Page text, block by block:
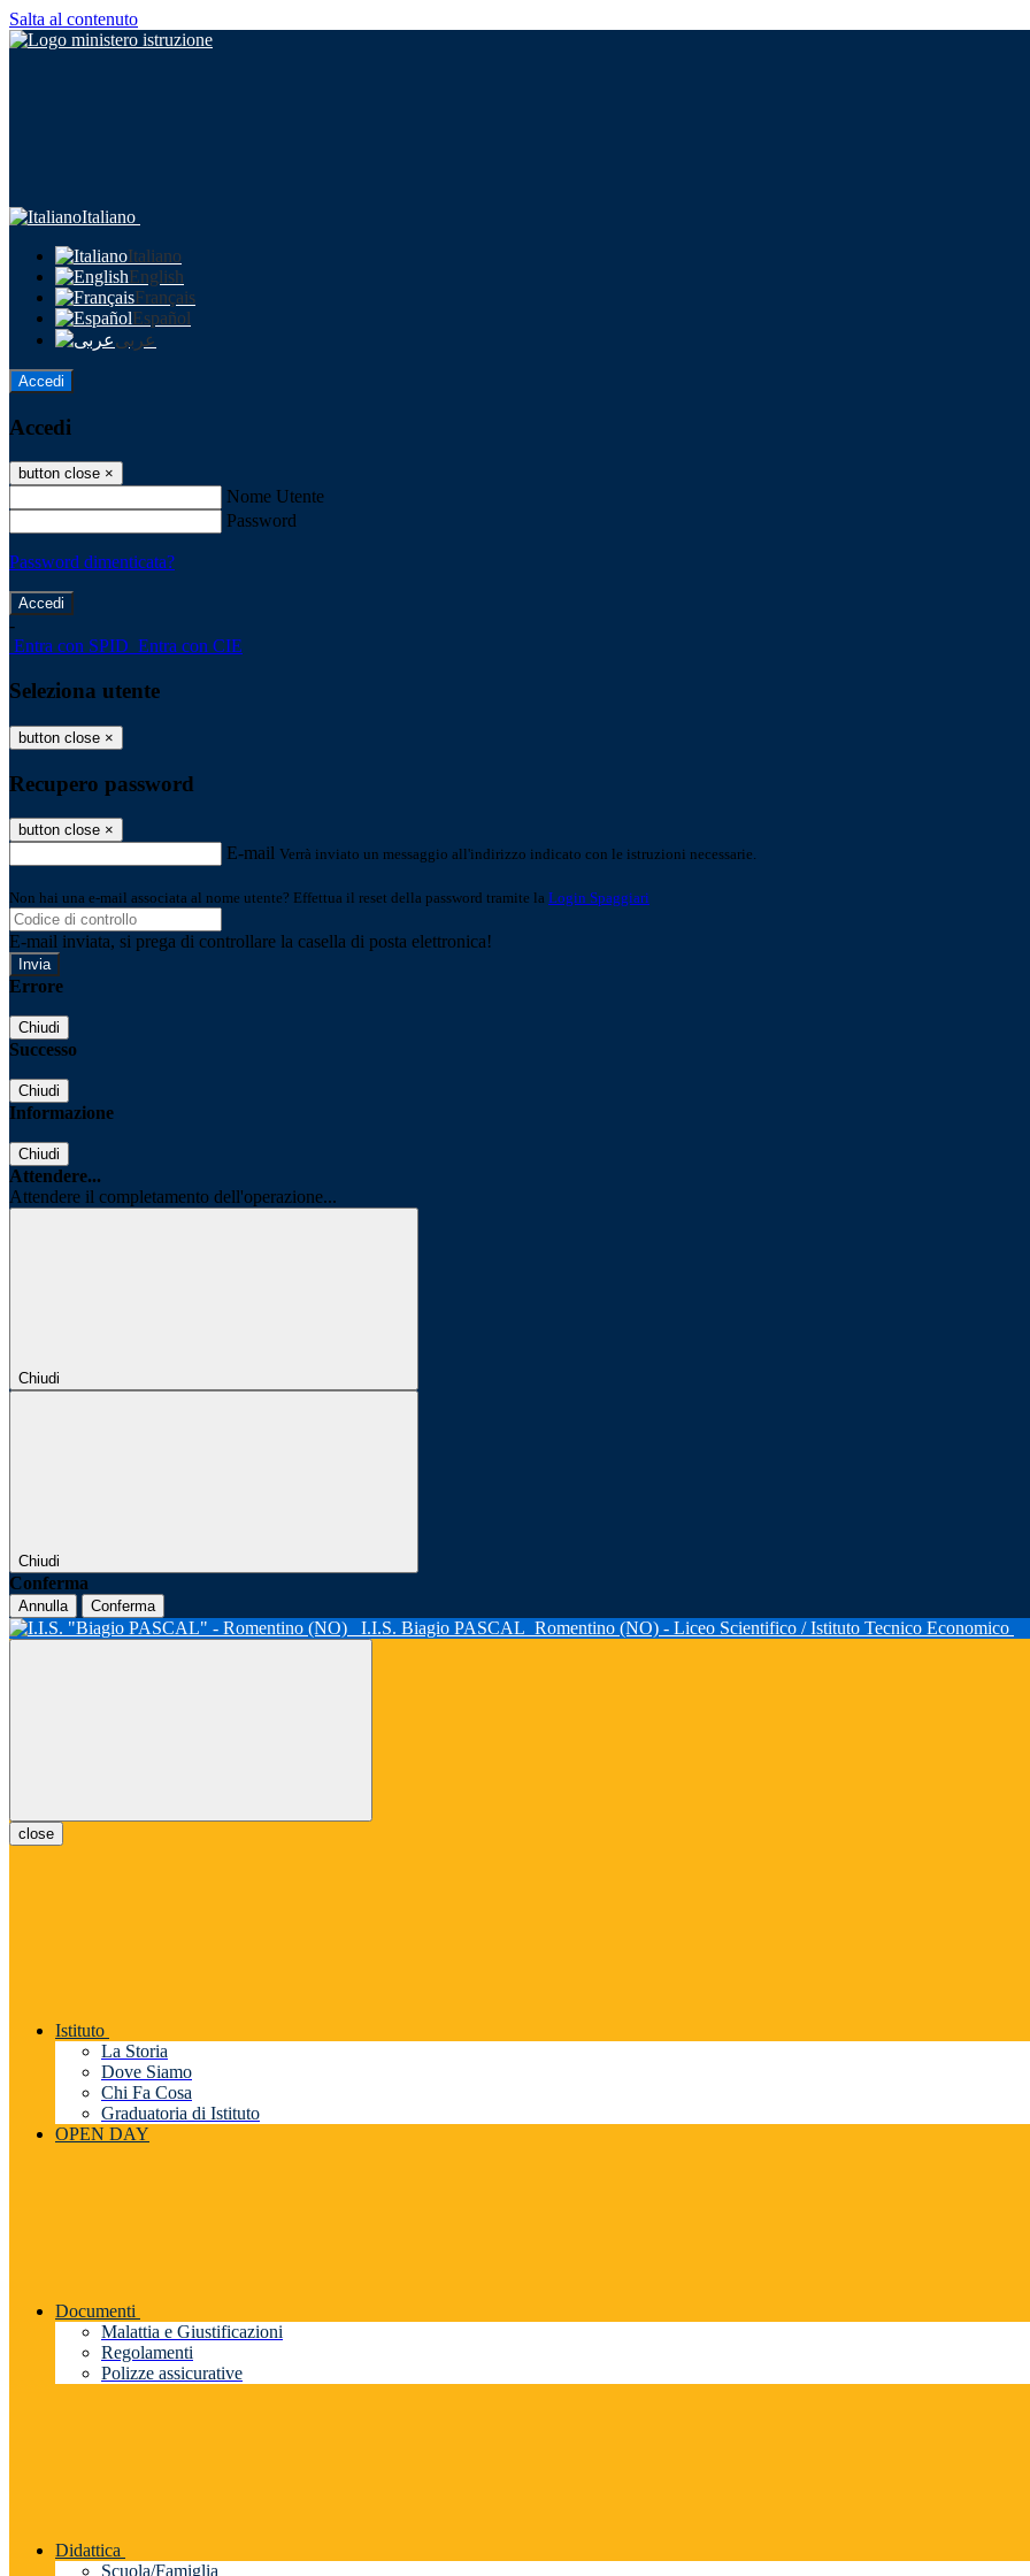
Salta al contenuto
Italiano
Italiano
English
Français
Español
عربى
Accedi
Accedi
button close ×
Nome Utente
Password
Password dimenticata?
-
Entra con SPID Entra con CIE
Seleziona utente
button close ×
Recupero password
button close ×
E-mail Verrà inviato un messaggio all'indirizzo indicato con le istruzioni necessarie.
Non hai una e-mail associata al nome utente? Effettua il reset della password tramite la Login Spaggiari
E-mail inviata, si prega di controllare la casella di posta elettronica!
Errore
Chiudi
Successo
Chiudi
Informazione
Chiudi
Attendere...
Attendere il completamento dell'operazione...
Chiudi
Chiudi
Conferma
Annulla Conferma
I.I.S. Biagio PASCAL Romentino (NO) - Liceo Scientifico / Istituto Tecnico Economico
close
Istituto
La Storia
Dove Siamo
Chi Fa Cosa
Graduatoria di Istituto
OPEN DAY
Documenti
Malattia e Giustificazioni
Regolamenti
Polizze assicurative
Didattica
Scuola/Famiglia